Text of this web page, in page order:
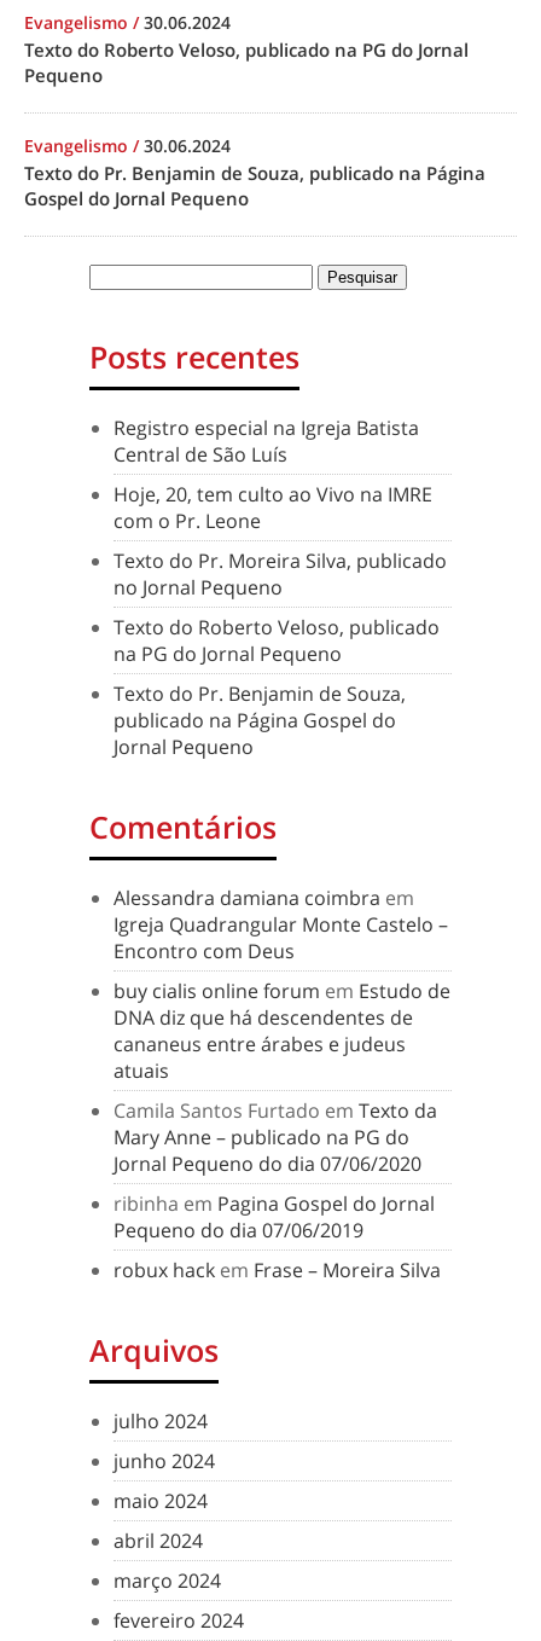
Evangelismo /30.06.2024
Texto do Roberto Veloso, publicado na PG do Jornal
Pequeno
Evangelismo /30.06.2024
Texto do Pr. Benjamin de Souza, publicado na Página
Gospel do Jornal Pequeno
Posts recentes
Registro especial na Igreja Batista
Central de São Luís
Hoje, 20, tem culto ao Vivo na IMRE
com o Pr. Leone
Texto do Pr. Moreira Silva, publicado
no Jornal Pequeno
Texto do Roberto Veloso, publicado
na PG do Jornal Pequeno
Texto do Pr. Benjamin de Souza,
publicado na Página Gospel do
Jornal Pequeno
Comentários
Alessandra damiana coimbra em
Igreja Quadrangular Monte Castelo –
Encontro com Deus
buy cialis online forum em Estudo de
DNA diz que há descendentes de
cananeus entre árabes e judeus
atuais
Camila Santos Furtado em Texto da
Mary Anne – publicado na PG do
Jornal Pequeno do dia 07/06/2020
ribinha em Pagina Gospel do Jornal
Pequeno do dia 07/06/2019
robux hack em Frase – Moreira Silva
Arquivos
julho 2024
junho 2024
maio 2024
abril 2024
março 2024
fevereiro 2024